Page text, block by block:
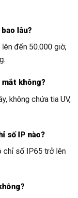
lâu?
đến 50.000 giờ,
mắt không?
không chứa tia UV,
số IP nào?
chỉ số IP65 trở lên